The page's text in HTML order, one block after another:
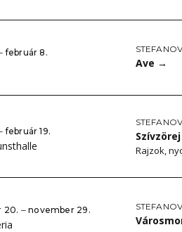
február 8.
Ave →
február 19. Szívzörej
Rajzok,
20. ‒ november 29.